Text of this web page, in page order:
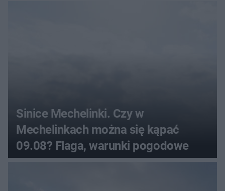
Sinice Mechelinki. Czy w
Mechelinkach można się kąpać
09.08? Flaga, warunki pogodowe